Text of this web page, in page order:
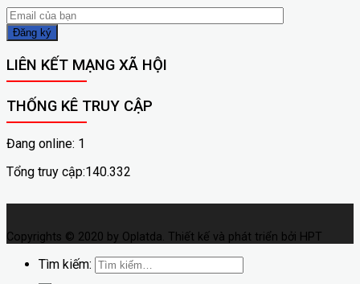
LIÊN KẾT MẠNG XÃ HỘI
THỐNG KÊ TRUY CẬP
Đang online: 1
Tổng truy cập:140.332
Copyrights © 2020 by Oplatda. Thiết kế và phát triển bởi HPT
Tìm kiếm: